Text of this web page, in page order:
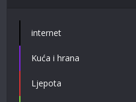
internet
Kuća i hrana
Ljepota